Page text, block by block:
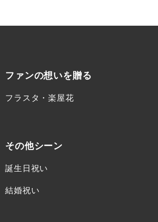
ファンの想いを贈る
フラスタ・楽屋花
その他シーン
誕生日祝い
結婚祝い